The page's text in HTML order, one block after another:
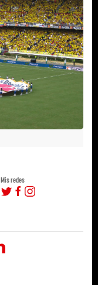
Mis redes